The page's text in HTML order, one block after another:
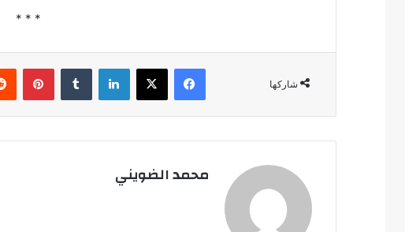
* * *
شاركها
فيسبوك ‫X لينكدإن بينتيريست
محمد الضويني